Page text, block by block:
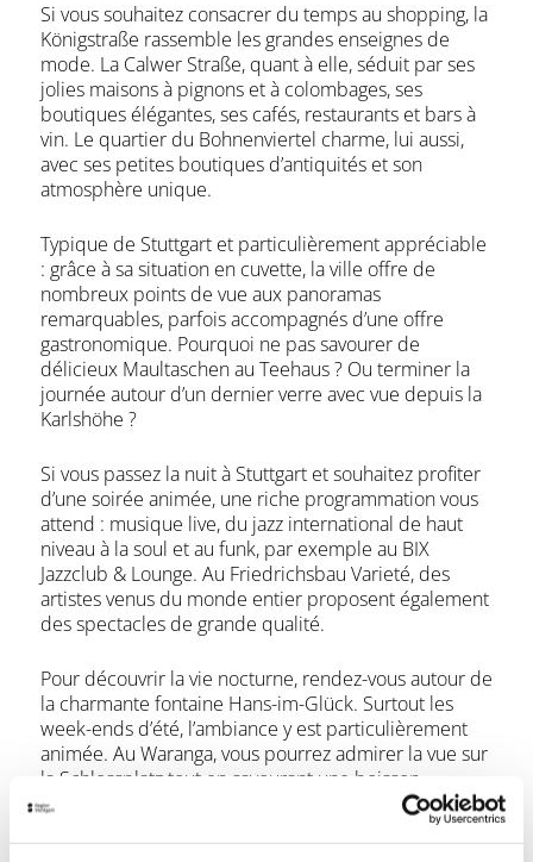
Si vous souhaitez consacrer du temps au shopping, la
Königstraße rassemble les grandes enseignes de
mode. La Calwer Straße, quant à elle, séduit par ses
jolies maisons à pignons et à colombages, ses
boutiques élégantes, ses cafés, restaurants et bars à
vin. Le quartier du Bohnenviertel charme, lui aussi,
avec ses petites boutiques d’antiquités et son
atmosphère unique.
Typique de Stuttgart et particulièrement appréciable
: grâce à sa situation en cuvette, la ville offre de
nombreux points de vue aux panoramas
remarquables, parfois accompagnés d’une offre
gastronomique. Pourquoi ne pas savourer de
délicieux Maultaschen au Teehaus ? Ou terminer la
journée autour d’un dernier verre avec vue depuis la
Karlshöhe ?
Si vous passez la nuit à Stuttgart et souhaitez profiter
d’une soirée animée, une riche programmation vous
attend : musique live, du jazz international de haut
niveau à la soul et au funk, par exemple au BIX
Jazzclub & Lounge. Au Friedrichsbau Varieté, des
artistes venus du monde entier proposent également
des spectacles de grande qualité.
Pour découvrir la vie nocturne, rendez-vous autour de
la charmante fontaine Hans-im-Glück. Surtout les
week-ends d’été, l’ambiance y est particulièrement
animée. Au Waranga, vous pourrez admirer la vue sur
la Schlossplatz tout en savourant une boisson
rafraîchissante et en observant l’effervescence des
lieux dans une atmosphère branchée. Envie de